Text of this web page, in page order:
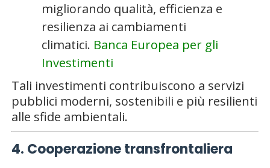
migliorando qualità, efficienza e
resilienza ai cambiamenti
climatici. Banca Europea per gli
Investimenti
Tali investimenti contribuiscono a servizi
pubblici moderni, sostenibili e più resilienti
alle sfide ambientali.
4. Cooperazione transfrontaliera